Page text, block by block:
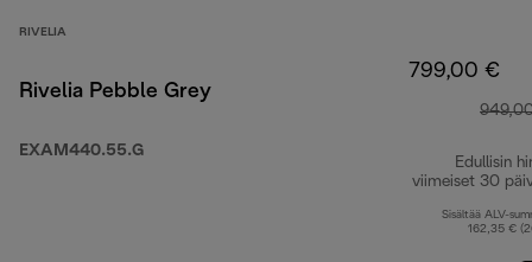
RIVELIA
Rivelia Pebble Grey
EXAM440.55.G
799,00 €
Edullisin
viimeiset 30
Sisältää ALV-
162,35 €